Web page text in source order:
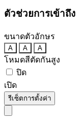
ตัวช่วยการเข้าถึง
ขนาดตัวอักษร
A A A
โหมดสีตัดกันสูง
ปิด
เปิด
รีเซ็ตการตั้งค่า